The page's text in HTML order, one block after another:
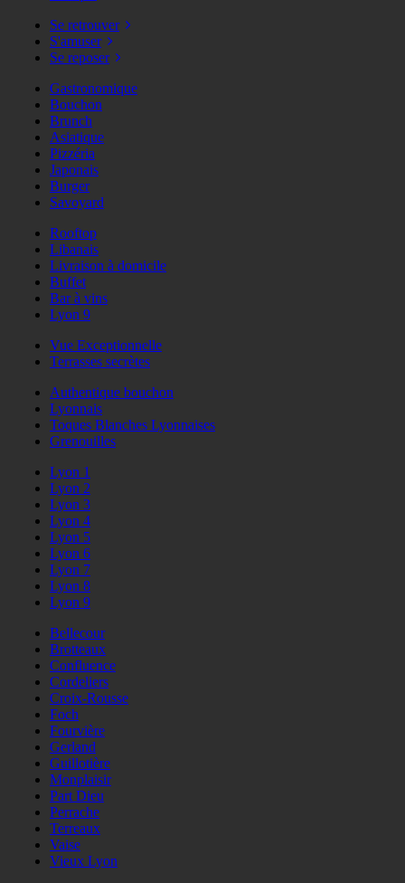
Se retrouver
S'amuser
Se reposer
Gastronomique
Bouchon
Brunch
Asiatique
Pizzéria
Japonais
Burger
Savoyard
Rooftop
Libanais
Livraison à domicile
Buffet
Bar à vins
Lyon 9
Vue Exceptionnelle
Terrasses secrètes
Authentique bouchon
Lyonnais
Toques Blanches Lyonnaises
Grenouilles
Lyon 1
Lyon 2
Lyon 3
Lyon 4
Lyon 5
Lyon 6
Lyon 7
Lyon 8
Lyon 9
Bellecour
Brotteaux
Confluence
Cordeliers
Croix-Rousse
Foch
Fourvière
Gerland
Guillotière
Monplaisir
Part Dieu
Perrache
Terreaux
Vaise
Vieux Lyon